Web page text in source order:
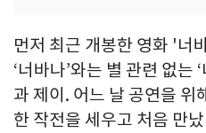
먼저 최근 개봉한 영화 '너
‘너바나’와는 별 관련 없는
과 제이. 어느 날 공연을 위
한 작전을 세우고 처음 만